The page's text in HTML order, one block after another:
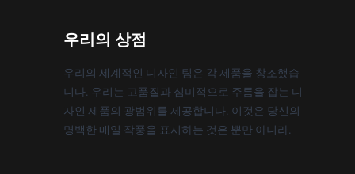
우리의 상점
우리의 세계적인 디자인 팀은 각 제품을 창조했습
니다. 우리는 고품질과 심미적으로 주름을 잡는 디
자인 제품의 광범위를 제공합니다. 이것은 당신의
명백한 매일 작풍을 표시하는 것은 뿐만 아니라.